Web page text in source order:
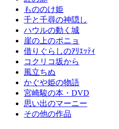
もののけ姫
千と千尋の神隠し
ハウルの動く城
崖の上のポニョ
借りぐらしのｱﾘｴｯﾃｨ
コクリコ坂から
風立ちぬ
かぐや姫の物語
宮崎駿の本・DVD
思い出のマーニー
その他の作品